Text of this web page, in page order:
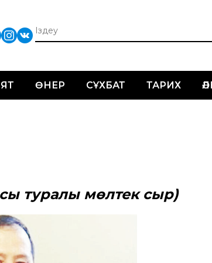
ӨНЕР СҰХБАТ ТАРИХ
туралы мөлтек сыр)